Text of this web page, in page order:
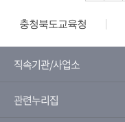
충청북도교육청
직속기관/사업소
관련누리집